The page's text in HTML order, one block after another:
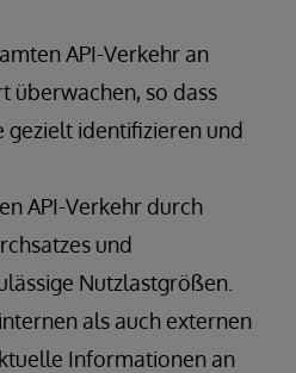
API-Verkehr an
überwachen, so dass
gezielt identifizieren und
API-Verkehr durch
und
Nutzlastgrößen.
als auch externen
Informationen an